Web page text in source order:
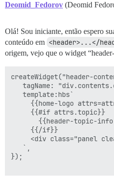
Deomid_Fedorov (Deomid
Olá! Sou iniciante, então espero
conteúdo em <header>...</
origem, vejo que o widget
createWidget("header-
tagName:
   template:hbs`
{{home-logo
     {{#if attrs.topic}}
{{header-topic-
     {{/if}}
<div class="panel
   `,
});